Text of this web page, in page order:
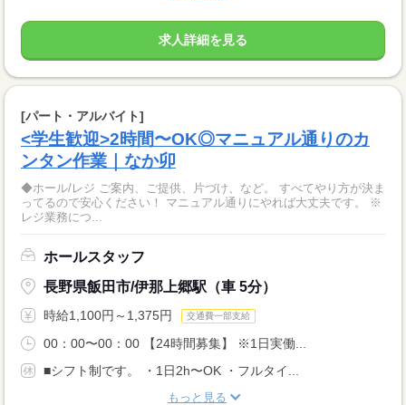
求人詳細を見る
[パート・アルバイト]
<学生歓迎>2時間〜OK◎マニュアル通りのカ
ンタン作業｜なか卯
◆ホール/レジ ご案内、ご提供、片づけ、など。 すべてやり方が決ま
ってるので安心ください！ マニュアル通りにやれば大丈夫です。 ※
レジ業務につ...
ホールスタッフ
長野県飯田市/伊那上郷駅（車 5分）
時給1,100円～1,375円 交通費一部支給
00：00〜00：00 【24時間募集】 ※1日実働...
■シフト制です。 ・1日2h〜OK ・フルタイ...
もっと見る